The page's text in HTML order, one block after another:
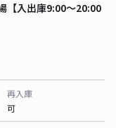
【入出庫9:00〜20:00
再入庫
可